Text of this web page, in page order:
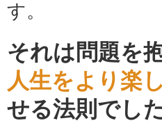
す。
それは問題を
人生をより楽
せる法則でした